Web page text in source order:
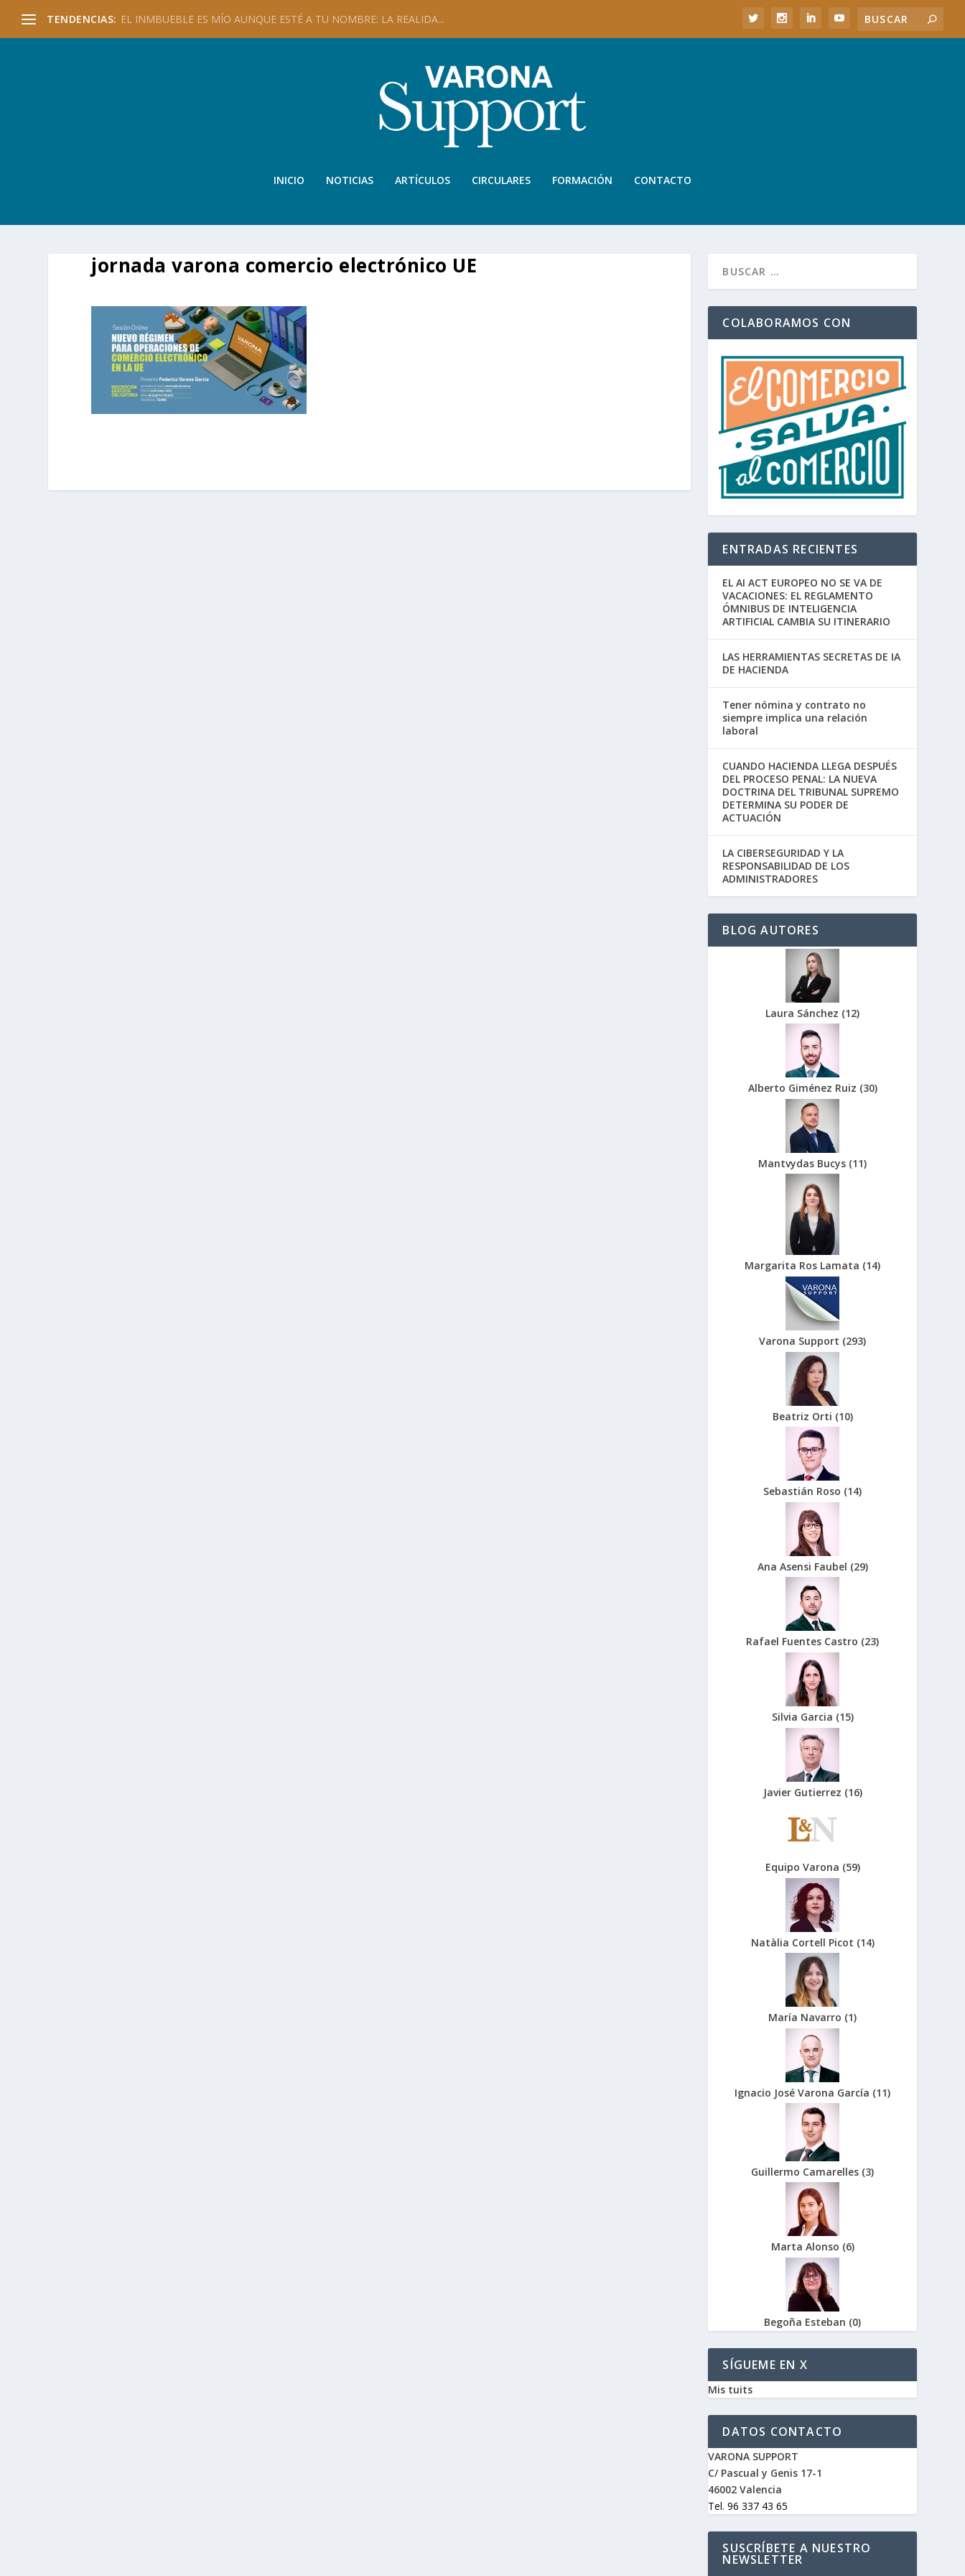
TENDENCIAS: EL INMBUEBLE ES MÍO AUNQUE ESTÉ A TU NOMBRE: LA REALIDA...
INICIO NOTICIAS ARTÍCULOS CIRCULARES FORMACIÓN CONTACTO
jornada varona comercio electrónico UE
COLABORAMOS CON
ENTRADAS RECIENTES
EL AI ACT EUROPEO NO SE VA DE
VACACIONES: EL REGLAMENTO
ÓMNIBUS DE INTELIGENCIA
ARTIFICIAL CAMBIA SU ITINERARIO
LAS HERRAMIENTAS SECRETAS DE IA
DE HACIENDA
Tener nómina y contrato no
siempre implica una relación
laboral
CUANDO HACIENDA LLEGA DESPUÉS
DEL PROCESO PENAL: LA NUEVA
DOCTRINA DEL TRIBUNAL SUPREMO
DETERMINA SU PODER DE
ACTUACIÓN
LA CIBERSEGURIDAD Y LA
RESPONSABILIDAD DE LOS
ADMINISTRADORES
BLOG AUTORES
Laura Sánchez (12)
Alberto Giménez Ruiz (30)
Mantvydas Bucys (11)
Margarita Ros Lamata (14)
Varona Support (293)
Beatriz Orti (10)
Sebastián Roso (14)
Ana Asensi Faubel (29)
Rafael Fuentes Castro (23)
Silvia Garcia (15)
Javier Gutierrez (16)
Equipo Varona (59)
Natàlia Cortell Picot (14)
María Navarro (1)
Ignacio José Varona García (11)
Guillermo Camarelles (3)
Marta Alonso (6)
Begoña Esteban (0)
SÍGUEME EN X
Mis tuits
DATOS CONTACTO
VARONA SUPPORT
C/ Pascual y Genis 17-1
46002 Valencia
Tel. 96 337 43 65
SUSCRÍBETE A NUESTRO
NEWSLETTER